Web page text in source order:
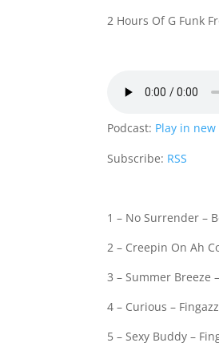
2 Hours Of G Funk
Podcast: Play in
Subscribe: RSS
1 – No Surrender –
2 – Creepin On Ah
3 – Summer Breeze
4 – Curious – Fingazz
5 – Sexy Buddy –